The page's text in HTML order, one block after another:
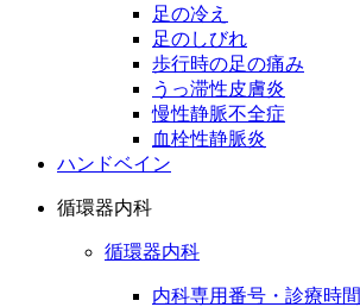
足の冷え
足のしびれ
歩行時の足の痛み
うっ滞性皮膚炎
慢性静脈不全症
血栓性静脈炎
ハンドベイン
循環器内科
循環器内科
内科専用番号・診療時間